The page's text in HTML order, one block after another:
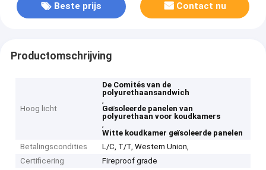
Beste prijs Contact nu
Productomschrijving
Hoog licht
De Comités van de
polyurethaansandwich
,
Geïsoleerde panelen van
polyurethaan voor koudkamers
,
Witte koudkamer geïsoleerde panelen
Betalingscondities
L/C, T/T, Western Union,
Certificering
Fireproof grade